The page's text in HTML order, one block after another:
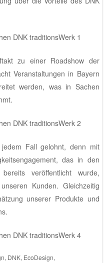
zu einer Roadshow der
Veranstaltungen in Bayern
werden, was in Sachen
Fall gelohnt, denn mit
das in den
bereits veröffentlicht wurde,
Kunden. Gleichzeitig
unserer Produkte und
, DNK, EcoDesign,